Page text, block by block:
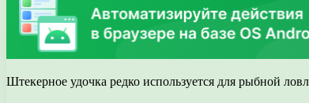
Штекерное удочка редко используется для рыбной